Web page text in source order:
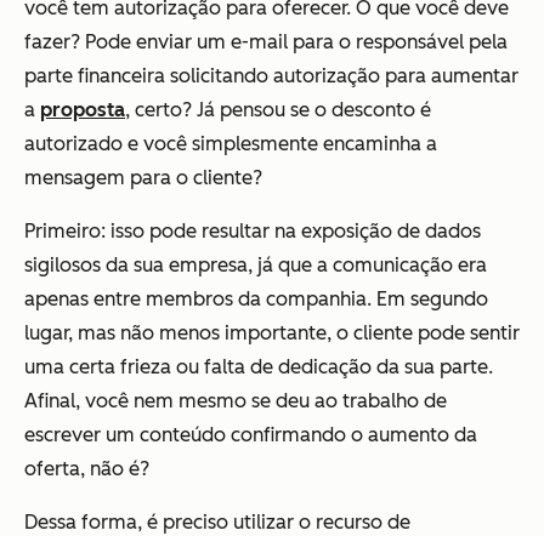
você tem autorização para oferecer. O que você deve
fazer? Pode enviar um e-mail para o responsável pela
parte financeira solicitando autorização para aumentar
a proposta, certo? Já pensou se o desconto é
autorizado e você simplesmente encaminha a
mensagem para o cliente?
Primeiro: isso pode resultar na exposição de dados
sigilosos da sua empresa, já que a comunicação era
apenas entre membros da companhia. Em segundo
lugar, mas não menos importante, o cliente pode sentir
uma certa frieza ou falta de dedicação da sua parte.
Afinal, você nem mesmo se deu ao trabalho de
escrever um conteúdo confirmando o aumento da
oferta, não é?
Dessa forma, é preciso utilizar o recurso de